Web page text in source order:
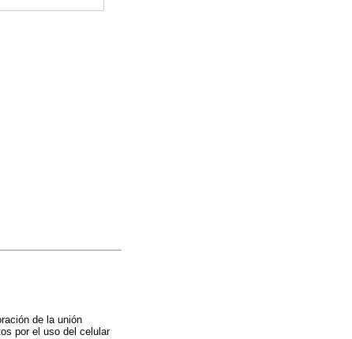
de la unión
por el uso del celular